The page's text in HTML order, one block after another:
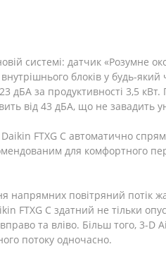
системі: датчик «Розумне
блоків у будь-
дБА за продуктивності 3,5
від 43 дБА, що не завадить
FTXG C автоматично
для комфортного
повітряний потік
C здатний не тільки
та вліво. Більш того, 3-D
потоку одночасно.